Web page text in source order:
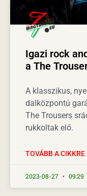
Igazi rock
a The
A klasszikus,
dalközpontú
The Trousers
rukkoltak elő.
TOVÁBB A CIKKRE
2023-08-27 09:29